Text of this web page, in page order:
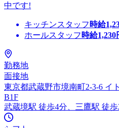
中です!
キッチンスタッフ 時給
ホールスタッフ 時給1,230
勤務地
面接地
東京都武蔵野市境南町2-3-6 イ
B1F
武蔵境駅 徒歩4分、三鷹駅 徒歩